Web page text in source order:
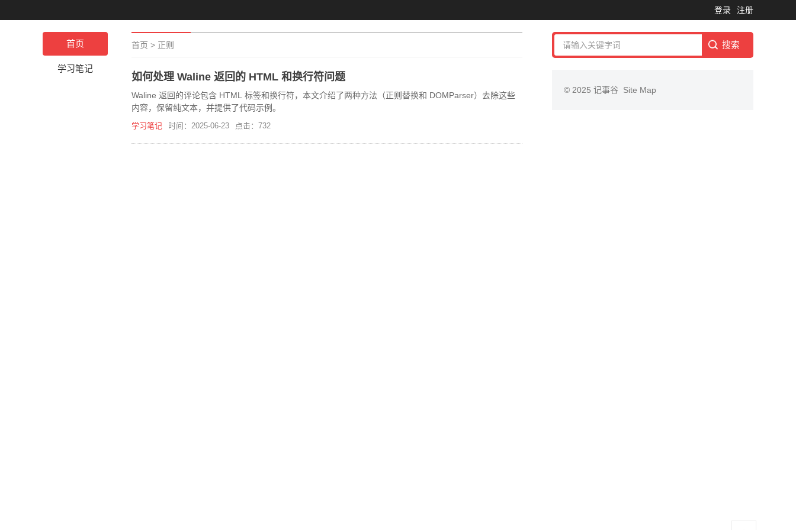
登录 注册
首页
学习笔记
首页 > 正则
如何处理 Waline 返回的 HTML 和换行符问题
Waline 返回的评论包含 HTML 标签和换行符，本文介绍了两种方法（正则替换和 DOMParser）去除这些
内容，保留纯文本，并提供了代码示例。
学习笔记 时间：2025-06-23 点击：732
© 2025 记事谷 Site Map